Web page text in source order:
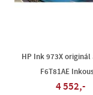
HP Ink 973X originál
F6T81AE
4 552,-